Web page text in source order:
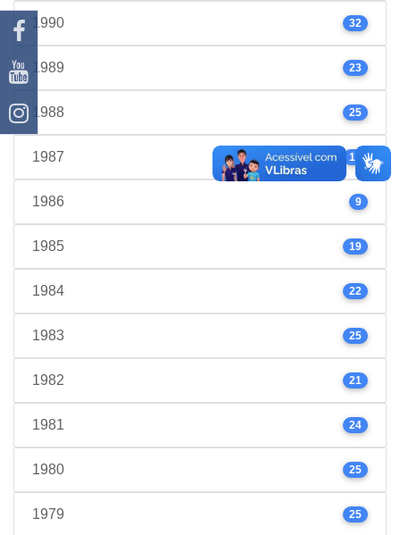
1990 32
1989 23
1988 25
1987 17
1986 9
1985 19
1984 22
1983 25
1982 21
1981 24
1980 25
1979 25